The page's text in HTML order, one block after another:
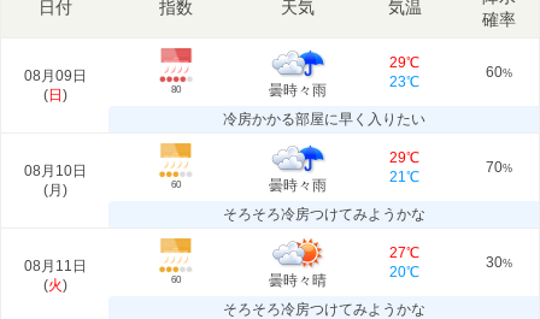
日付 指数 天気 気温
確率
08月09日
(日 ) 80 曇時々雨
29℃
23℃
60%
冷房かかる部屋に早く入りたい
08月10日
(月 ) 60 曇時々雨
29℃
21℃
70%
そろそろ冷房つけてみようかな
08月11日
(火) 60 曇時々晴
27℃
20℃
30%
そろそろ冷房つけてみようかな